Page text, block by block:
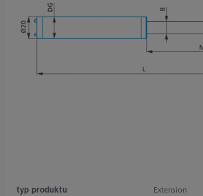
typ produktu
Extension